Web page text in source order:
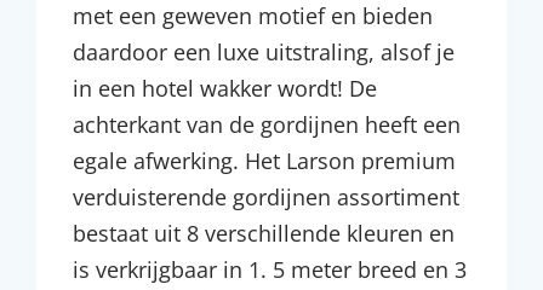
met een geweven motief en bieden
daardoor een luxe uitstraling, alsof je
in een hotel wakker wordt! De
achterkant van de gordijnen heeft een
egale afwerking. Het Larson premium
verduisterende gordijnen assortiment
bestaat uit 8 verschillende kleuren en
is verkrijgbaar in 1. 5 meter breed en 3